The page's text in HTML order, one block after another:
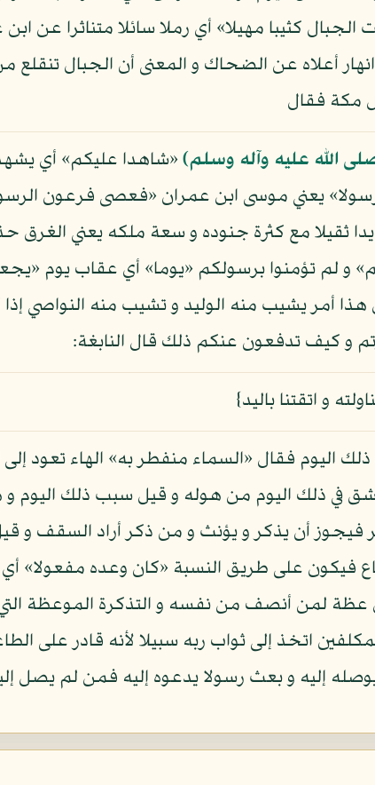
كثيبا مهيلا» أي رملا سائلا متناثرا عن
أعلاه عن الضحاك و المعنى أن الجبال تنقلع
مكة فقال
الله عليه وآله وسلم)«شاهدا عليكم» أي
يعني موسى ابن عمران «فعصى فرعون
ثقيلا مع كثرة جنوده و سعة ملكه يعني الغرق
و لم تؤمنوا برسولكم «يوما» أي عقاب يوم
أمر يشيب منه الوليد و تشيب منه النواصي
و كيف تدفعون عنكم ذلك قال النابغة:
و اتقتنا باليد}
اليوم فقال «السماء منفطر به» الهاء تعود إلى
في ذلك اليوم من هوله و قيل سبب ذلك اليوم و
أن يذكر و يؤنث و من ذكر أراد السقف و
على طريق النسبة «كان وعده مفعولا» أي
أي عظة لمن أنصف من نفسه و التذكرة الموعظة
اتخذ إلى ثواب ربه سبيلا لأنه قادر على
يوصله إليه و بعث رسولا يدعوه إليه فمن لم يصل